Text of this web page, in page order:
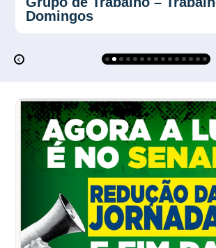
Homologação